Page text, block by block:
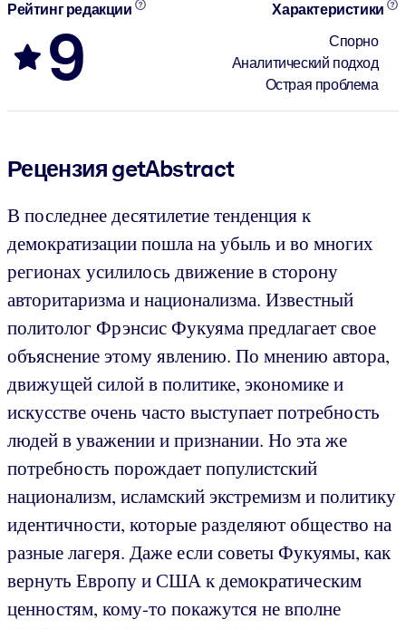
Рейтинг редакции
9
Характеристики
Спорно
Аналитический подход
Острая проблема
Рецензия getAbstract
В последнее десятилетие тенденция к
демократизации пошла на убыль и во многих
регионах усилилось движение в сторону
авторитаризма и национализма. Известный
политолог Фрэнсис Фукуяма предлагает свое
объяснение этому явлению. По мнению автора,
движущей силой в политике, экономике и
искусстве очень часто выступает потребность
людей в уважении и признании. Но эта же
потребность порождает популистский
национализм, исламский экстремизм и политику
идентичности, которые разделяют общество на
разные лагеря. Даже если советы Фукуямы, как
вернуть Европу и США к демократическим
ценностям, кому-то покажутся не вполне